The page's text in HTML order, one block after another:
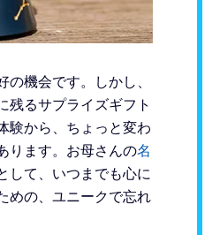
機会です。しかし、
残るサプライズギフト
験から、ちょっと変わ
ります。お母さんの名
して、いつまでも心に
めの、ユニークで忘れ